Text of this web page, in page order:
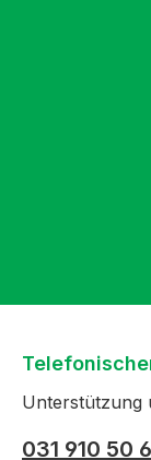
Unterstützung
031 910 50